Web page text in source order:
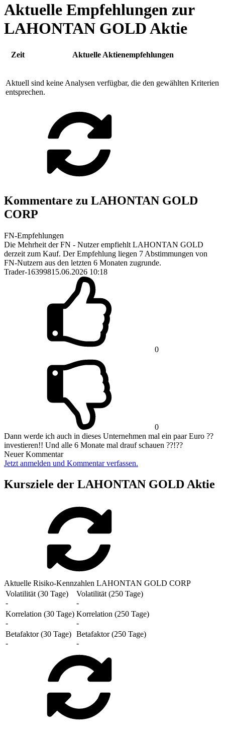
Aktuelle Empfehlungen zur
LAHONTAN GOLD Aktie
Zeit Aktuelle Aktienempfehlungen
Aktuell sind keine Analysen verfügbar, die den gewählten Kriterien
entsprechen.
Kommentare zu LAHONTAN GOLD
CORP
FN-Empfehlungen
Die Mehrheit der FN - Nutzer empfiehlt LAHONTAN GOLD
derzeit zum Kauf. Der Empfehlung liegen 7 Abstimmungen von
FN-Nutzern aus den letzten 6 Monaten zugrunde.
Trader-16399815.06.2026 10:18
0
0
Dann werde ich auch in dieses Unternehmen mal ein paar Euro ??
investieren!! Und alle 6 Monate mal drauf schauen ??!??
Neuer Kommentar
Jetzt anmelden und Kommentar verfassen.
Kursziele der LAHONTAN GOLD Aktie
Aktuelle Risiko-Kennzahlen LAHONTAN GOLD CORP
Volatilität (30 Tage)
-
Volatilität (250 Tage)
-
Korrelation (30 Tage)
-
Korrelation (250 Tage)
-
Betafaktor (30 Tage)
-
Betafaktor (250 Tage)
-